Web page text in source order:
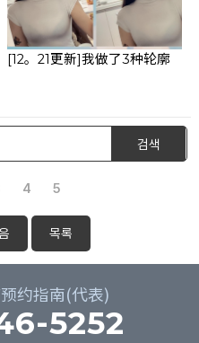
[12。21更新]我做了3种轮廓
검색
4 5
목록
约指南(代表)
5252